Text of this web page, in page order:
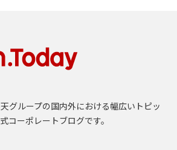
グループの国内外における幅広いトピッ
コーポレートブログです。